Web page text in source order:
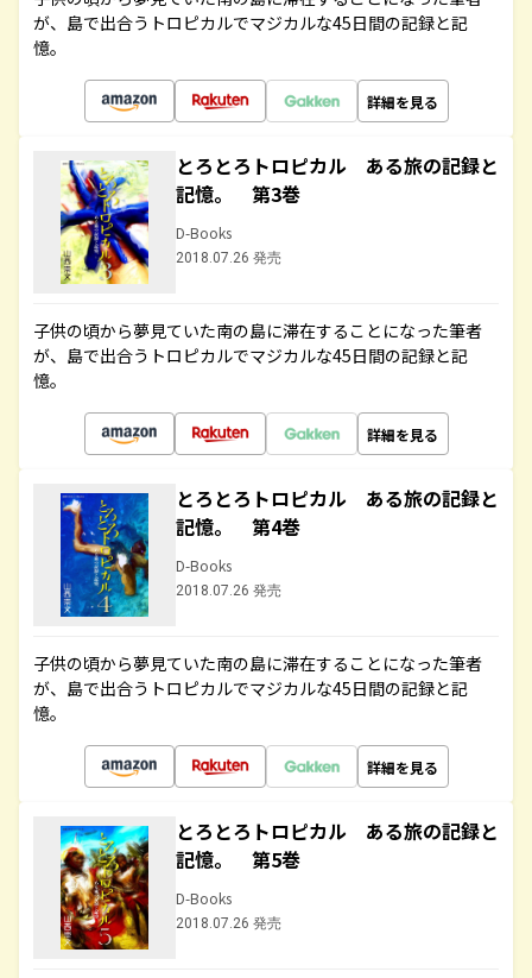
が、島で出合うトロピカルでマジカルな45日間の記録と記
憶。
詳細を見る
とろとろトロピカル ある旅の記録と
記憶。 第3巻
D-Books
2018.07.26 発売
子供の頃から夢見ていた南の島に滞在することになった筆者
が、島で出合うトロピカルでマジカルな45日間の記録と記
憶。
詳細を見る
とろとろトロピカル ある旅の記録と
記憶。 第4巻
D-Books
2018.07.26 発売
子供の頃から夢見ていた南の島に滞在することになった筆者
が、島で出合うトロピカルでマジカルな45日間の記録と記
憶。
詳細を見る
とろとろトロピカル ある旅の記録と
記憶。 第5巻
D-Books
2018.07.26 発売